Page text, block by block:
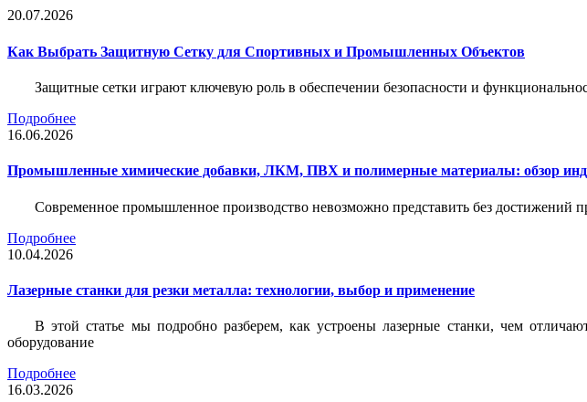
20.07.2026
Как Выбрать Защитную Сетку для Спортивных и Промышленных Объектов
Защитные сетки играют ключевую роль в обеспечении безопасности и
Подробнее
16.06.2026
Промышленные химические добавки, ЛКМ, ПВХ и полимерные материалы: обзор
Современное промышленное производство невозможно представить без достижений
Подробнее
10.04.2026
Лазерные станки для резки металла: технологии, выбор и применение
В этой статье мы подробно разберем, как устроены лазерные станки, чем
оборудование
Подробнее
16.03.2026